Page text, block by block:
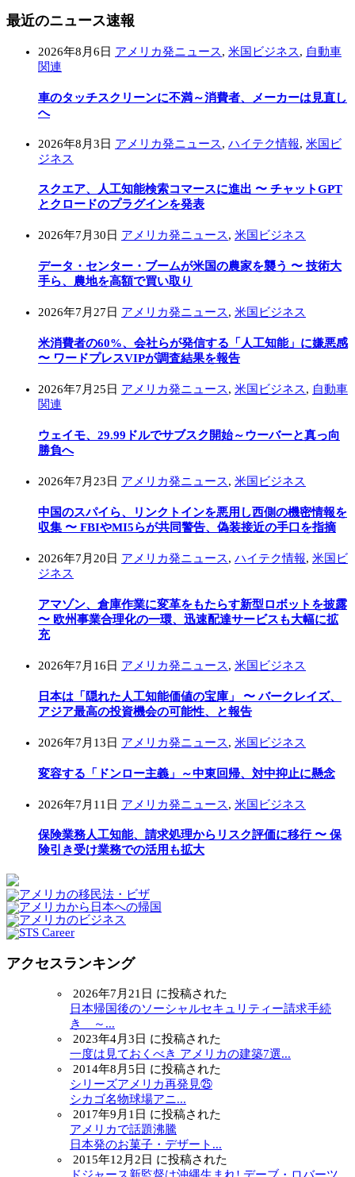
最近のニュース速報
2026年8月6日 アメリカ発ニュース, 米国ビジネス, 自動車
関連
車のタッチスクリーンに不満～消費者、メーカーは見直し
へ
2026年8月3日 アメリカ発ニュース, ハイテク情報, 米国ビ
ジネス
スクエア、人工知能検索コマースに進出 〜 チャットGPT
とクロードのプラグインを発表
2026年7月30日 アメリカ発ニュース, 米国ビジネス
データ・センター・ブームが米国の農家を襲う 〜 技術大
手ら、農地を高額で買い取り
2026年7月27日 アメリカ発ニュース, 米国ビジネス
米消費者の60%、会社らが発信する「人工知能」に嫌悪感
〜 ワードプレスVIPが調査結果を報告
2026年7月25日 アメリカ発ニュース, 米国ビジネス, 自動車
関連
ウェイモ、29.99ドルでサブスク開始～ウーバーと真っ向
勝負へ
2026年7月23日 アメリカ発ニュース, 米国ビジネス
中国のスパイら、リンクトインを悪用し西側の機密情報を
収集 〜 FBIやMI5らが共同警告、偽装接近の手口を指摘
2026年7月20日 アメリカ発ニュース, ハイテク情報, 米国ビ
ジネス
アマゾン、倉庫作業に変革をもたらす新型ロボットを披露
〜 欧州事業合理化の一環、迅速配達サービスも大幅に拡
充
2026年7月16日 アメリカ発ニュース, 米国ビジネス
日本は「隠れた人工知能価値の宝庫」 〜 バークレイズ、
アジア最高の投資機会の可能性、と報告
2026年7月13日 アメリカ発ニュース, 米国ビジネス
変容する「ドンロー主義」～中東回帰、対中抑止に懸念
2026年7月11日 アメリカ発ニュース, 米国ビジネス
保険業務人工知能、請求処理からリスク評価に移行 〜 保
険引き受け業務での活用も拡大
アクセスランキング
2026年7月21日 に投稿された
日本帰国後のソーシャルセキュリティー請求手続
き ～...
2023年4月3日 に投稿された
一度は見ておくべき アメリカの建築7選...
2014年8月5日 に投稿された
シリーズアメリカ再発見㉕
シカゴ名物球場アニ...
2017年9月1日 に投稿された
アメリカで話題沸騰
日本発のお菓子・デザート...
2015年12月2日 に投稿された